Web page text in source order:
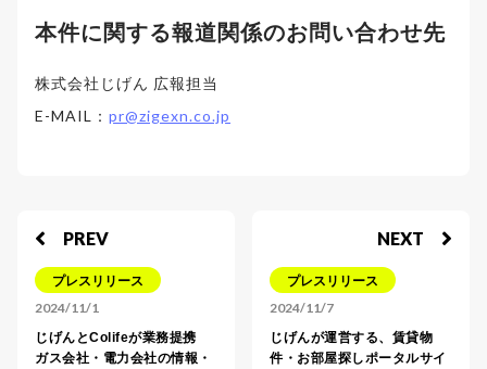
本件に関する報道関係のお問い合わせ先
株式会社じげん 広報担当
E-MAIL： pr@zigexn.co.jp
PREV
プレスリリース
2024/11/1
じげんとColifeが業務提携
ガス会社・電力会社の情報・
NEXT
プレスリリース
2024/11/7
じげんが運営する、賃貸物
件・お部屋探しポータルサイ